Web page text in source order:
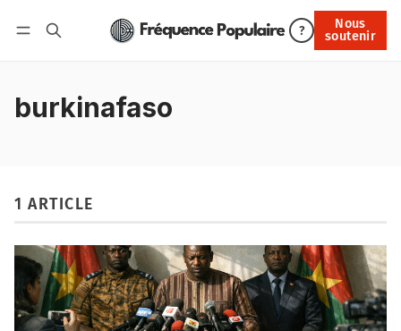
?
Nous
soutenir
Nous soutenir
burkinafaso
1 ARTICLE